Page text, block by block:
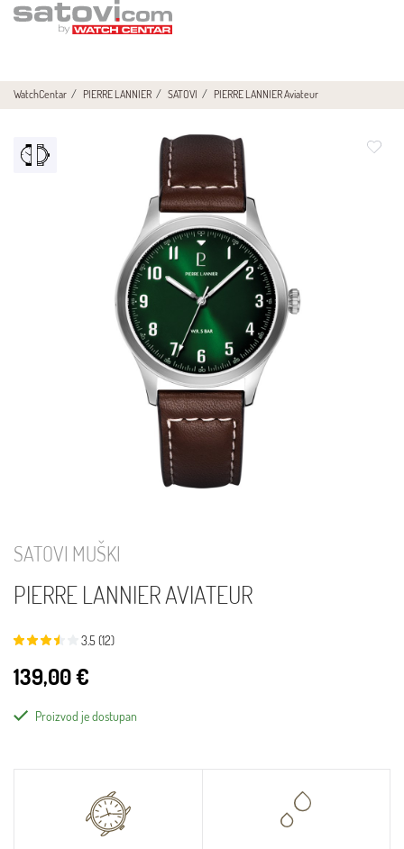
WatchCentar PIERRE LANNIER SATOVI PIERRE LANNIER Aviateur
SATOVI MUŠKI
PIERRE LANNIER AVIATEUR
3.5 (12)
139,00 €
Proizvod je dostupan